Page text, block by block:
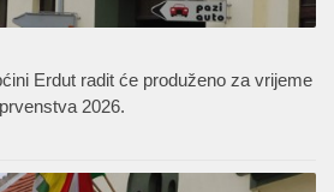
Erdut radit će produženo za vrijeme
2026.